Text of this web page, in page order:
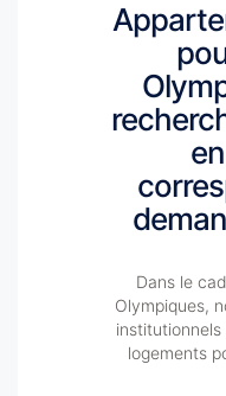
Dans le
Olympiques,
logements